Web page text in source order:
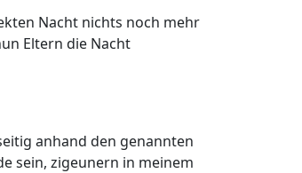
Nacht nichts noch mehr
Eltern die Nacht
anhand den genannten
sein, zigeunern in meinem